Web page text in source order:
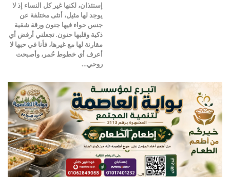
إستئذان، لكنها غير كل النساء إذ لا
يوجد لها مثيل، أنثى مختلفة عن
جنس حواء فيها جنون ورقة شقية
ذكية وقلبها حنون. تجعلني أرفض أي
مقارنة لها مع غيرها، فأنا في حبها لا
أعرف أي خطوط حُمر، وأصبحت
روحي…